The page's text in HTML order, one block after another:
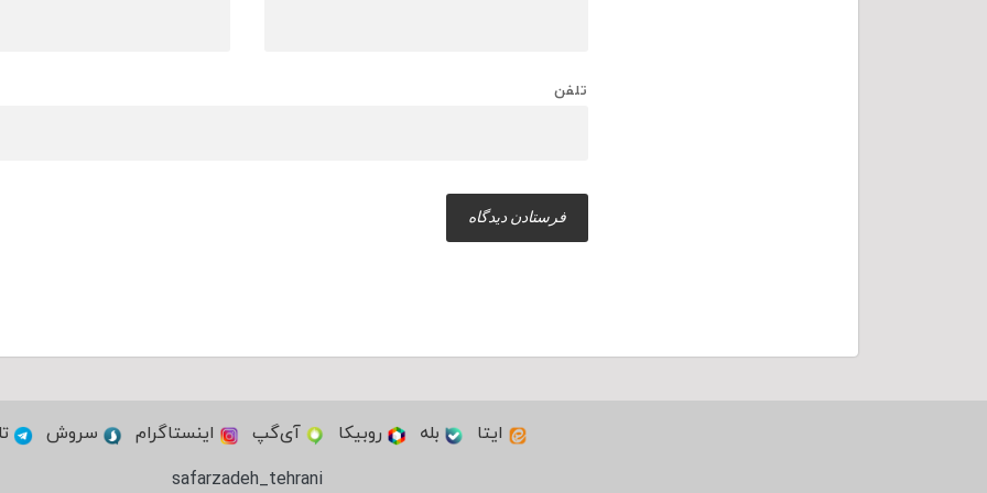
تلفن
ایتا بله روبیکا آی‌گپ اینستاگرام سروش
safarzadeh_tehrani